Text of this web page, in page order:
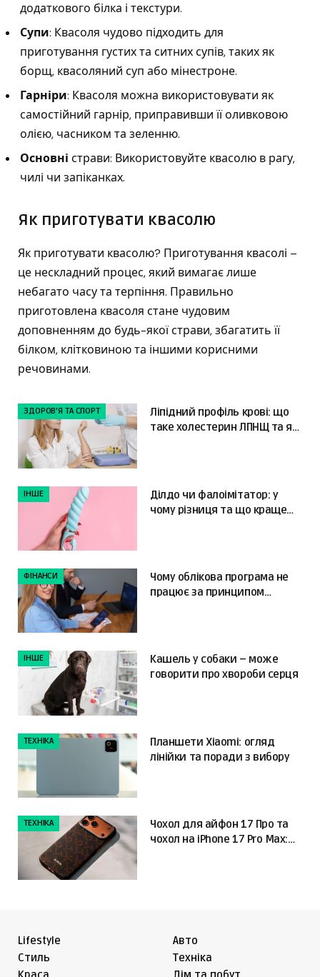
додаткового білка і текстури.
Супи: Квасоля чудово підходить для
приготування густих та ситних супів, таких як
борщ, квасоляний суп або мінестроне.
Гарніри: Квасоля можна використовувати як
самостійний гарнір, приправивши її оливковою
олією, часником та зеленню.
Основні страви: Використовуйте квасолю в рагу,
чилі чи запіканках.
Як приготувати квасолю
Як приготувати квасолю? Приготування квасолі –
це нескладний процес, який вимагає лише
небагато часу та терпіння. Правильно
приготовлена ​​квасоля стане чудовим
доповненням до будь-якої страви, збагатить її
білком, клітковиною та іншими корисними
речовинами.
ЗДОРОВ'Я ТА СПОРТ
Ліпідний профіль крові: що
таке холестерин ЛПНЩ та як
ІНШЕ
Ділдо чи фалоімітатор: у
чому різниця та що краще
ФІНАНСИ
Чому облікова програма не
працює за принципом
ІНШЕ
Кашель у собаки – може
говорити про хвороби серця
ТЕХНІКА
Планшети Xiaomi: огляд
лінійки та поради з вибору
ТЕХНІКА
Чохол для айфон 17 Про та
чохол на iPhone 17 Pro Max:
Lifestyle
Cтиль
Авто
Техніка